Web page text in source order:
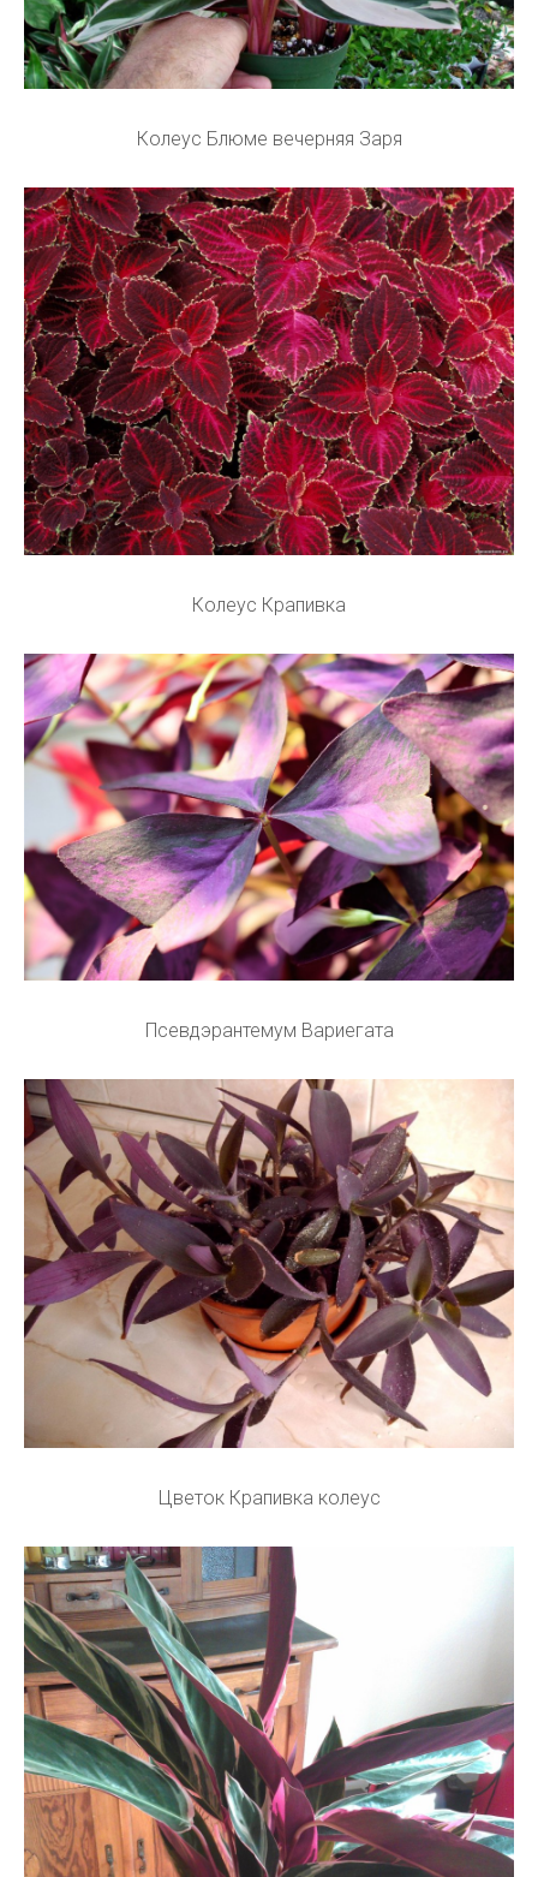
Колеус Блюме вечерняя Заря
Колеус Крапивка
Псевдэрантемум Вариегата
Цветок Крапивка колеус